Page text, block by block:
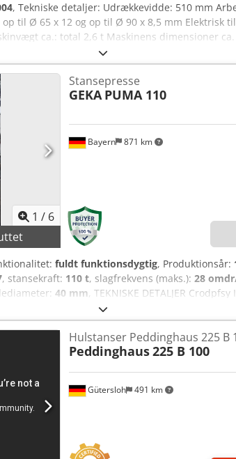
, Tekniske detaljer: Udrækkevidde: 510 mm
til Ø 65 x 12 og op til Ø 90 x 8,5 mm Elektrisk
ca.: total 2,6 t Maskinens dimensioner ca.
x H: 0,7 x 0,35 x 0,9 m Kraftig, robust
Stempelholder med
300 mm - Stansebord: LxB: 360 x 300 mm,
Ø 50 x 25 mm (udstyret med matrice
45 slag/min. - ved 30 mm slaglængde = op til 22
Stanseslag: min. 10 mm og maks. 50 mm
Ø 16 mm Fodpedal Crsdju Ick Topfx Anqef
N/mm². Tilbehør: Diverse stanseredskaber,
1 / 6
Bayern 871 km
Stansepresse
GEKA PUMA 110
fuldt funktionsdygtig, Produktionsår:
, stansekraft: 110 t, slagfrekvens (maks.): 28
40 mm , TEKNISKE DETALJER
Ø 40 x 20 mm Udskæring: 750 Slagantal: 28
konventionel Dimensioner & vægt Pladsbehov
Gütersloh 491 km
Hulstanser Peddinghaus 225 B
Peddinghaus225 B 100